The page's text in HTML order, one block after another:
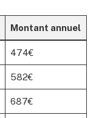
Montant annuel
474€
582€
687€